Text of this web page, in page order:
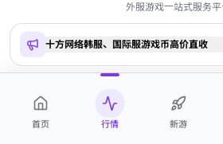
外服游戏一站式服务平
Copyright ©20269to.me · 本站内容仅供
十方网络韩服、国际服游戏币高价直收
首页 行情 新游